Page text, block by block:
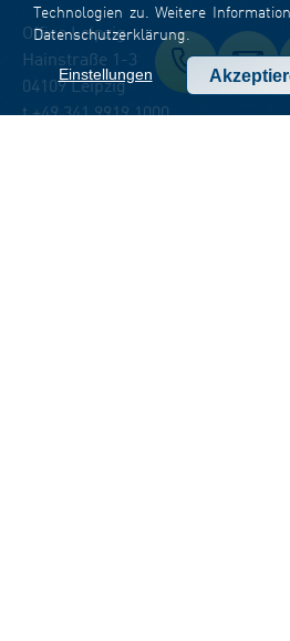
Office Leipzig
Hainstraße 1-3
04109 Leipzig
t +49 341 9919 1000
Technologien zu. Weitere
Datenschutzerklärung.
Einstellungen